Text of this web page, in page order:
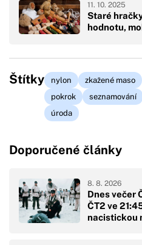
Staré
hodnotu,
11. 10. 2025
Štítky nylon zkažené maso
pokrok
seznamování
úroda
Doporučené články
Dnes večer
ČT2 ve
nacistickou
8. 8. 2026